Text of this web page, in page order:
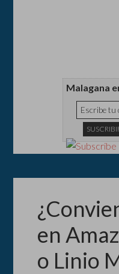
Malagana
en
o Linio